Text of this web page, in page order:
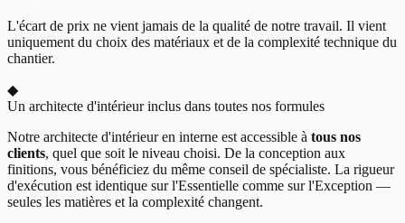
L'écart de prix ne vient jamais de la qualité de notre travail. Il vient
uniquement du choix des matériaux et de la complexité technique du
chantier.
◆
Un architecte d'intérieur inclus dans toutes nos formules
Notre architecte d'intérieur en interne est accessible à tous nos
clients, quel que soit le niveau choisi. De la conception aux
finitions, vous bénéficiez du même conseil de spécialiste. La rigueur
d'exécution est identique sur l'Essentielle comme sur l'Exception —
seules les matières et la complexité changent.